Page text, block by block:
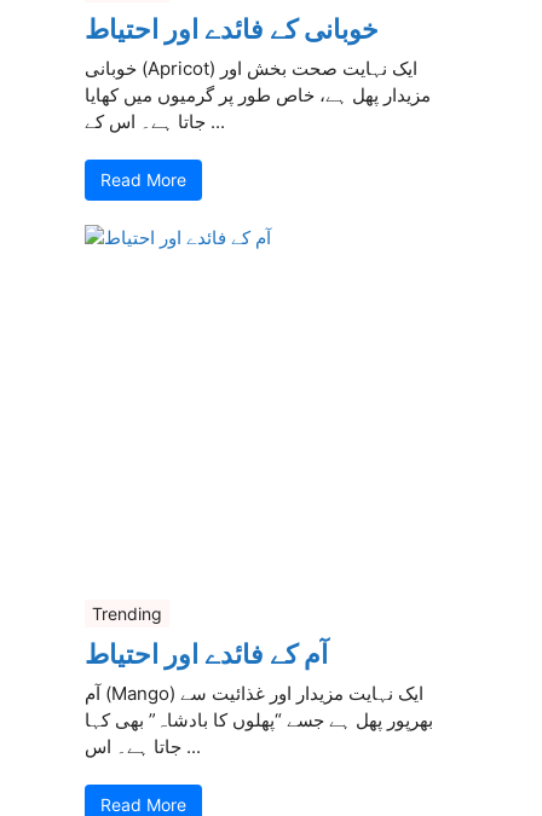
خوبانی کے فائدے اور احتیاط
خوبانی (Apricot) ایک نہایت صحت بخش اور
مزیدار پھل ہے، خاص طور پر گرمیوں میں کھایا
جاتا ہے۔ اس کے ...
Read More
Trending
آم کے فائدے اور احتیاط
آم (Mango) ایک نہایت مزیدار اور غذائیت سے
بھرپور پھل ہے جسے “پھلوں کا بادشاہ” بھی کہا
جاتا ہے۔ اس ...
Read More